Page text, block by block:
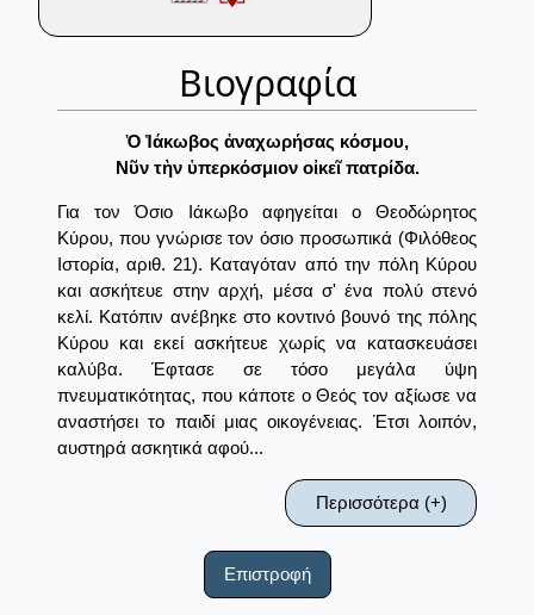
Βιογραφία
Ὁ Ἰάκωβος ἀναχωρήσας κόσμου,
Νῦν τὴν ὑπερκόσμιον οἰκεῖ πατρίδα.
Για τον Όσιο Ιάκωβο αφηγείται ο Θεοδώρητος
Κύρου, που γνώρισε τον όσιο προσωπικά (Φιλόθεος
Ιστορία, αριθ. 21). Καταγόταν από την πόλη Κύρου
και ασκήτευε στην αρχή, μέσα σ' ένα πολύ στενό
κελί. Κατόπιν ανέβηκε στο κοντινό βουνό της πόλης
Κύρου και εκεί ασκήτευε χωρίς να κατασκευάσει
καλύβα. Έφτασε σε τόσο μεγάλα ύψη
πνευματικότητας, που κάποτε ο Θεός τον αξίωσε να
αναστήσει το παιδί μιας οικογένειας. Έτσι λοιπόν,
αυστηρά ασκητικά αφού...
Περισσότερα (+)
Επιστροφή